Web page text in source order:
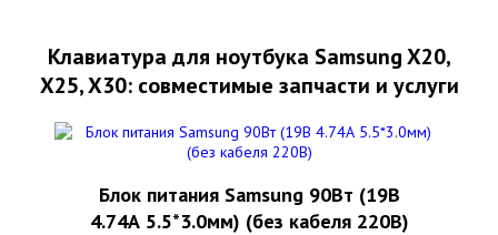
Клавиатура для ноутбука Samsung X20,
X25, X30: совместимые запчасти и услуги
Блок питания Samsung 90Вт (19В
4.74А 5.5*3.0мм) (без кабеля 220В)